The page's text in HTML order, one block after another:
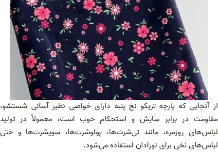
از آنجایی که پارچه تریکو نخ پنبه دارای خواصی نظیر آسانی شستشو،
مقاومت در برابر سایش و استحکام خوب است، معمولاً در تولید
لباس‌های روزمره، مانند تی‌شرت‌ها، پولوشرت‌ها، سویشرت‌ها و حتی
لباس‌های نخی برای نوزادان استفاده می‌شود.